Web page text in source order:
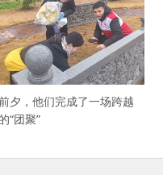
夕，他们完成了一场跨越
“团聚”